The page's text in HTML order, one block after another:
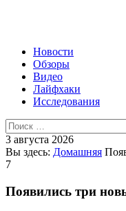
Новости
Обзоры
Видео
Лайфхаки
Исследования
3 августа 2026
Вы здесь: Домашняя
7
Появились три